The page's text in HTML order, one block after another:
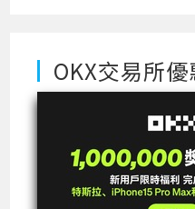
OKX交易所優